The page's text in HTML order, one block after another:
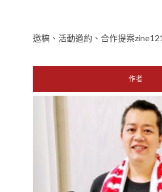
邀稿、活動邀約、合作提案
作者